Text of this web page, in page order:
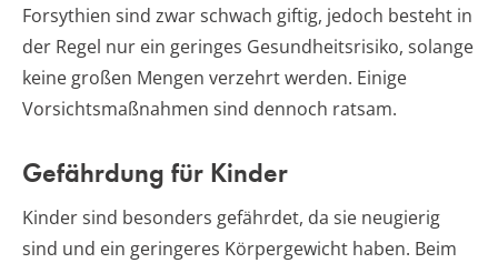
Forsythien sind zwar schwach giftig, jedoch besteht in
der Regel nur ein geringes Gesundheitsrisiko, solange
keine großen Mengen verzehrt werden. Einige
Vorsichtsmaßnahmen sind dennoch ratsam.
Gefährdung für Kinder
Kinder sind besonders gefährdet, da sie neugierig
sind und ein geringeres Körpergewicht haben. Beim